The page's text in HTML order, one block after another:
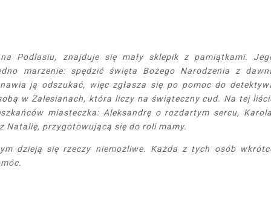
Podlasiu, znajduje się mały sklepik z pamiątkami.
marzenie: spędzić święta Bożego Narodzenia z
ją odszukać, więc zgłasza się po pomoc do
w Zalesianach, która liczy na świąteczny cud. Na tej
miasteczka: Aleksandrę o rozdartym sercu,
Natalię, przygotowującą się do roli mamy.
dzieją się rzeczy niemożliwe. Każda z tych osób